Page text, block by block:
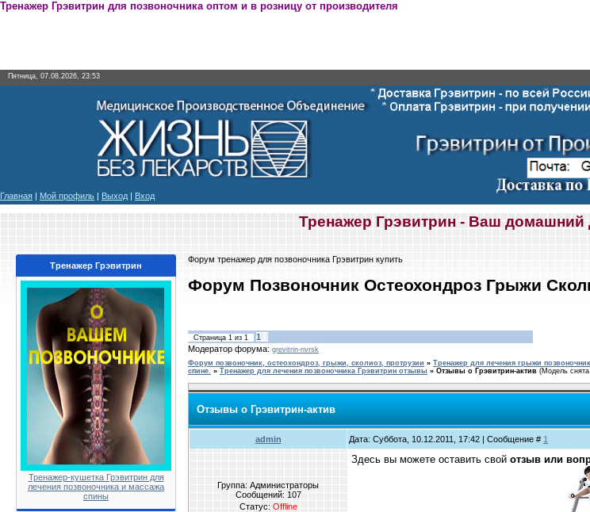
Тренажер Грэвитрин для позвоночника оптом и в розницу от производителя
Пятница, 07.08.2026, 23:53
Главная | Мой профиль | Выход | Вход
Тренажер Грэвитрин - Ваш домашний
Тренажер Грэвитрин
Тренажер-кушетка Грэвитрин для
лечения позвоночника и массажа
спины
Форум тренажер для позвоночника Грэвитрин купить
Форум Позвоночник Остеохондроз Грыжи
Страница 1 из 1
1
Модератор форума: grevitrin-nvrsk
Форум позвоночник, остеохондроз, грыжи, сколиоз, протрузии » Тренажер для лечения грыжи
спине. » Тренажер для лечения позвоночника Грэвитрин отзывы » Отзывы о Грэвитрин-актив (Модель снята
Отзывы о Грэвитрин-актив
admin Дата: Суббота, 10.12.2011, 17:42 | Сообщение # 1
Группа: Администраторы
Сообщений: 107
Статус: Offline
Здесь вы можете оставить свой отзыв или